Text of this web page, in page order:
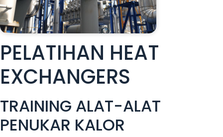
PELATIHAN HEAT
EXCHANGERS
TRAINING ALAT-ALAT
PENUKAR KALOR